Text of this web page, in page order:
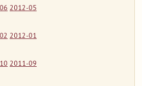
2012-05
2012-01
2011-09